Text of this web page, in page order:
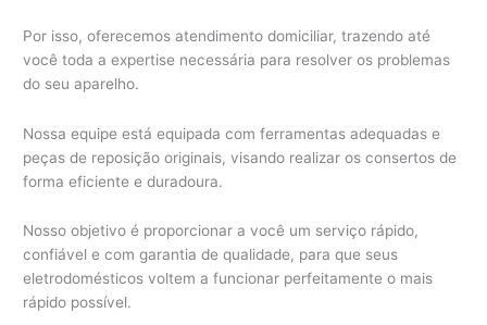
Por isso, oferecemos atendimento domiciliar, trazendo até
você toda a expertise necessária para resolver os problemas
do seu aparelho.
Nossa equipe está equipada com ferramentas adequadas e
peças de reposição originais, visando realizar os consertos de
forma eficiente e duradoura.
Nosso objetivo é proporcionar a você um serviço rápido,
confiável e com garantia de qualidade, para que seus
eletrodomésticos voltem a funcionar perfeitamente o mais
rápido possível.